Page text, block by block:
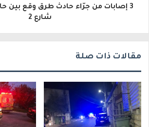
3 إصابات من جرّاء حادث طرق وقع بين
شارع 2
مقالات ذات صلة